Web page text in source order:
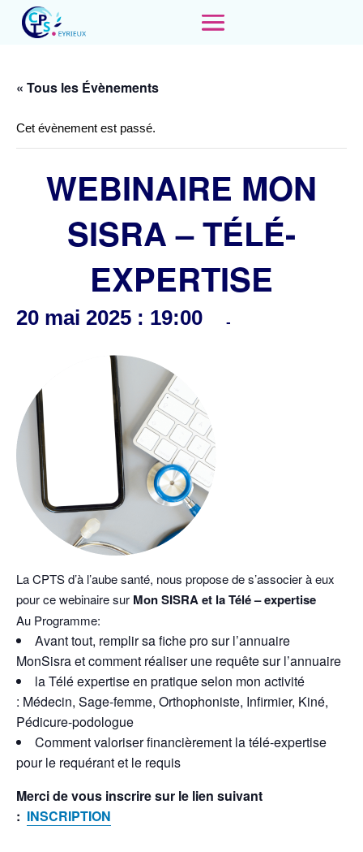
« Tous les Évènements
Cet évènement est passé.
WEBINAIRE MON
SISRA – TÉLÉ-
EXPERTISE
20 mai 2025 : 19:00 -
La CPTS d’à l’aube santé, nous propose de s’associer à eux
pour ce webinaire sur MonSISRA et laTélé – expertise
Au Programme:
Avant tout, remplir sa fiche pro sur l’annuaire
MonSisra et comment réaliser une requête sur l’annuaire
la Télé expertise en pratique selon mon activité
: Médecin, Sage-femme, Orthophoniste, Infirmier, Kiné,
Pédicure-podologue
Comment valoriser financièrement la télé-expertise
pour le requérant et le requis
Merci de vous inscrire sur le lien suivant
: INSCRIPTION